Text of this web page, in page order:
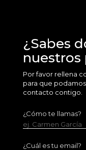
¿Sabes
Por favor rellena
para que
contacto contigo.
¿Cómo te llamas?
ej. Carmen García
¿Cuál es tu email?